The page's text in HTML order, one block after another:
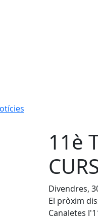
11è
Divendres,
El pròxim
Canaletes